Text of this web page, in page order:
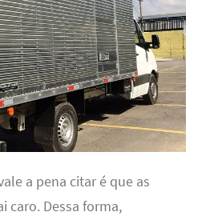
a pena citar é que as
caro. Dessa forma,